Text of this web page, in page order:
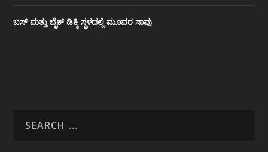
ಬಸ್ ಮತ್ತು ಬೈಕ್ ಡಿಕ್ಕಿ ಸ್ಥಳದಲ್ಲಿ ಮೂವರ ಸಾವು